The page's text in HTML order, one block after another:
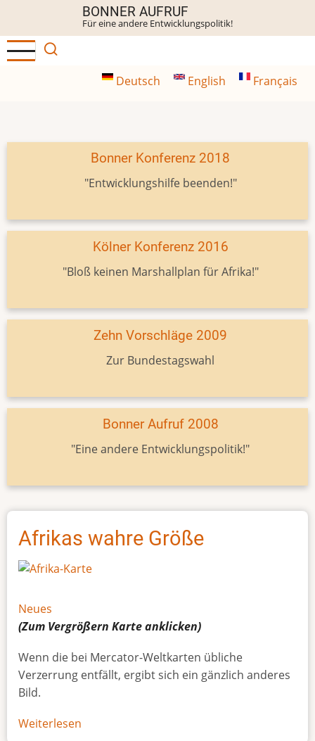
Inhalt
BONNER AUFRUF
Für eine andere Entwicklungspolitik!
Deutsch English Français
Bonner Konferenz 2018
"Entwicklungshilfe beenden!"
Kölner Konferenz 2016
"Bloß keinen Marshallplan für Afrika!"
Zehn Vorschläge 2009
Zur Bundestagswahl
Bonner Aufruf 2008
"Eine andere Entwicklungspolitik!"
Afrikas wahre Größe
Neues
(Zum Vergrößern Karteanklicken)
Wenn die bei Mercator-Weltkarten übliche
Verzerrung entfällt, ergibt sich ein gänzlich anderes
Bild.
Weiterlesen